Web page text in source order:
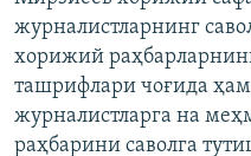
журналистларнинг
хорижий
ташрифлари чоғида ҳам
журналистларга на
раҳбарини саволга